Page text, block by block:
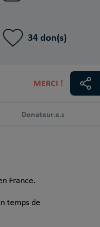
34 don(s)
MERCI !
Donateur.e.s
France.
temps de